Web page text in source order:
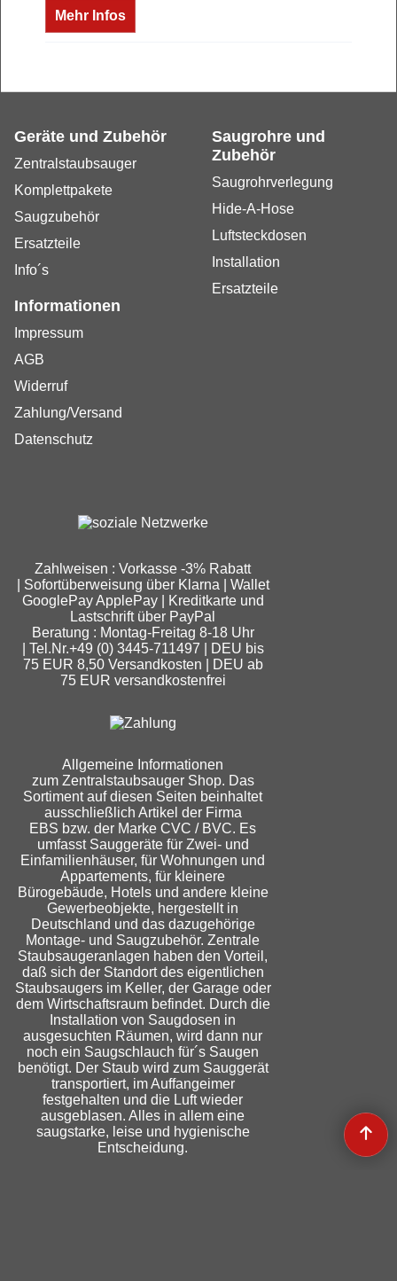
Mehr Infos
Geräte und Zubehör
Zentralstaubsauger
Komplettpakete
Saugzubehör
Ersatzteile
Info´s
Saugrohre und
Zubehör
Saugrohrverlegung
Hide-A-Hose
Luftsteckdosen
Installation
Ersatzteile
Informationen
Impressum
AGB
Widerruf
Zahlung/Versand
Datenschutz
Zahlweisen : Vorkasse -3% Rabatt
| Sofortüberweisung über Klarna | Wallet
GooglePay ApplePay | Kreditkarte und
Lastschrift über PayPal
Beratung : Montag-Freitag 8-18 Uhr
| Tel.Nr.+49 (0) 3445-711497 | DEU bis
75 EUR 8,50 Versandkosten | DEU ab
75 EUR versandkostenfrei
Allgemeine Informationen
zum Zentralstaubsauger Shop. Das
Sortiment auf diesen Seiten beinhaltet
ausschließlich Artikel der Firma
EBS bzw. der Marke CVC / BVC. Es
umfasst Sauggeräte für Zwei- und
Einfamilienhäuser, für Wohnungen und
Appartements, für kleinere
Bürogebäude, Hotels und andere kleine
Gewerbeobjekte, hergestellt in
Deutschland und das dazugehörige
Montage- und Saugzubehör. Zentrale
Staubsaugeranlagen haben den Vorteil,
daß sich der Standort des eigentlichen
Staubsaugers im Keller, der Garage oder
dem Wirtschaftsraum befindet. Durch die
Installation von Saugdosen in
ausgesuchten Räumen, wird dann nur
noch ein Saugschlauch für´s Saugen
benötigt. Der Staub wird zum Sauggerät
transportiert, im Auffangeimer
festgehalten und die Luft wieder
ausgeblasen. Alles in allem eine
saugstarke, leise und hygienische
Entscheidung.